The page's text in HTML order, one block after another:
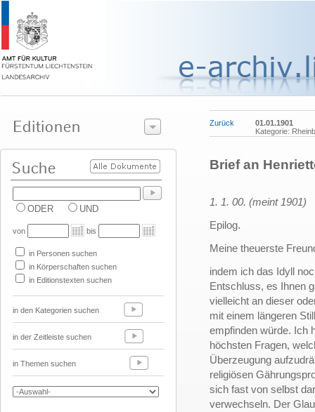
ODER UND
von bis
in Personen suchen
in Körperschaften suchen
in Editionstexten suchen
in den Kategorien suchen
in der Zeitleiste suchen
in Themen suchen
Zurück
01.01.1901
Kategorie:
Brief an
1. 1. 00. (meint 1901)
Epilog.
Meine theuerste
indem ich das Idyll
Entschluss, es Ihnen
vielleicht an dieser
mit einem längeren
empfinden würde. Ich
höchsten Fragen,
Überzeugung
religiösen
sich fast von selbst
verwechseln. Der